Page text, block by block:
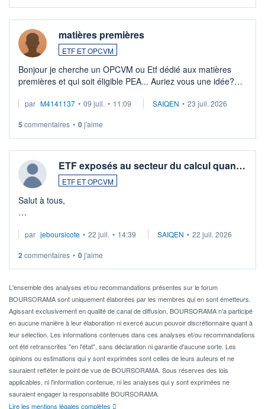
matières premières
ETF ET OPCVM
Bonjour je cherche un OPCVM ou Etf dédié aux matières
premières et qui soit éligible PEA... Auriez vous une idée?
par M4141137 • 09 juil. • 11:09 SAIQEN • 23 juil. 2026
5 commentaires • 0j'aime
ETF exposés au secteur du calcul quan…
ETF ET OPCVM
Salut à tous,
via un ETF plutôt que des actions individuelles.
Idéalement, je voudrais qu'il soit éligible au PEA.
Pour l' ...
par jeboursicote • 22 juil. • 14:39 SAIQEN • 22 juil. 2026
2 commentaires • 0j'aime
L'ensemble des analyses et/ou recommandations présentes sur le forum
BOURSORAMA sont uniquement élaborées par les membres qui en sont émetteurs.
Agissant exclusivement en qualité de canal de diffusion, BOURSORAMA n'a participé
en aucune manière à leur élaboration ni exercé aucun pouvoir discrétionnaire quant à
leur sélection. Les informations contenues dans ces analyses et/ou recommandations
ont été retranscrites "en l'état", sans déclaration ni garantie d'aucune sorte. Les
opinions ou estimations qui y sont exprimées sont celles de leurs auteurs et ne
sauraient refléter le point de vue de BOURSORAMA. Sous réserves des lois
applicables, ni l'information contenue, ni les analyses qui y sont exprimées ne
sauraient engager la responsabilité BOURSORAMA.
Lire les mentions légales complètes